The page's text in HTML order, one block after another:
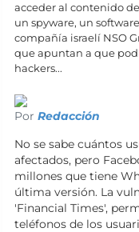
acceder al contenido
un spyware, un
compañía israelí NSO
que apuntan a que
hackers...
Por Redacción
No se sabe cuántos
afectados, pero
millones que tiene
última versión. La
'Financial Times',
teléfonos de los